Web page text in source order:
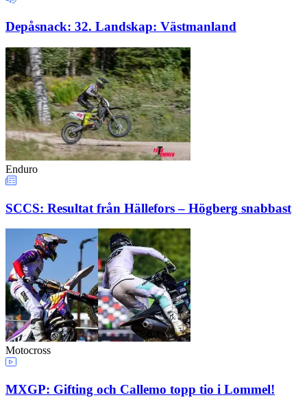
Depåsnack: 32. Landskap: Västmanland
Enduro
SCCS: Resultat från Hällefors – Högberg snabbast
Motocross
MXGP: Gifting och Callemo topp tio i Lommel!